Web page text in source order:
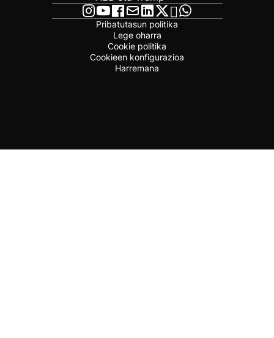
Pribatutasun politika
Lege oharra
Cookie politika
Cookieen konfigurazioa
Harremana